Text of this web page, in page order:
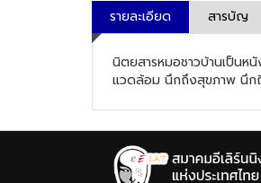
รายละเอียด สารบัญ
นิตยสารหมอชาวบ้านเป็นห
แวดล้อม นึกถึงสุขภาพ นึก